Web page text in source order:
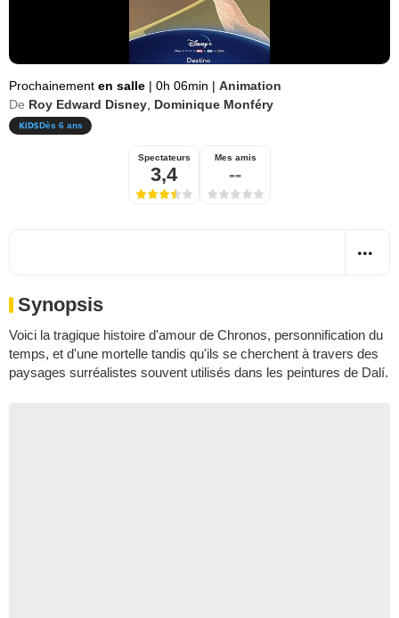
Prochainement en salle | 0h 06min | Animation
De Roy Edward Disney Dominique Monféry
Dès 6 ans
Spectateurs
3,4
Mes amis
--
Synopsis
Voici la tragique histoire d'amour de Chronos, personnification du
temps, et d'une mortelle tandis qu'ils se cherchent à travers des
paysages surréalistes souvent utilisés dans les peintures de Dalí.